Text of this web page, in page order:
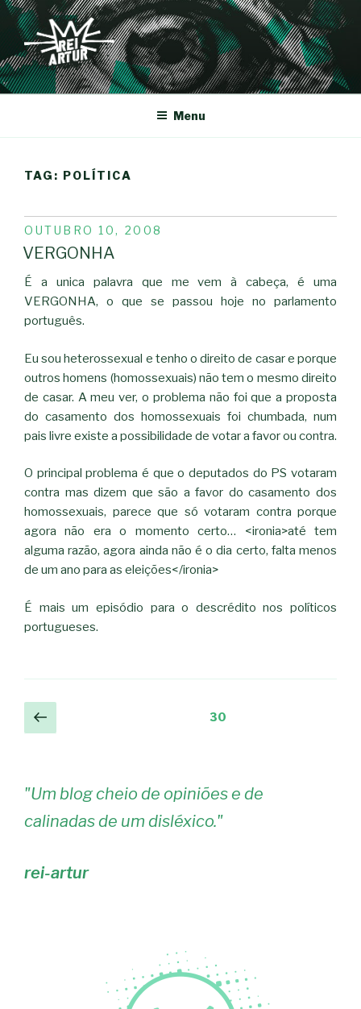
Saltar
para
conteúdo
REI-ARTUR
Menu
TAG: POLÍTICA
PUBLICADO
EM
OUTUBRO 10, 2008
VERGONHA
É a unica palavra que me vem à cabeça, é uma
VERGONHA, o que se passou hoje no parlamento
português.
Eu sou heterossexual e tenho o direito de casar e porque
outros homens (homossexuais) não tem o mesmo direito
de casar. A meu ver, o problema não foi que a proposta
do casamento dos homossexuais foi chumbada, num
pais livre existe a possibilidade de votar a favor ou contra.
O principal problema é que o deputados do PS votaram
contra mas dizem que são a favor do casamento dos
homossexuais, parece que só votaram contra porque
agora não era o momento certo… <ironia>até tem
alguma razão, agora ainda não é o dia certo, falta menos
de um ano para as eleições</ironia>
É mais um episódio para o descrédito nos políticos
portugueses.
Navegação
de
Página
anterior
Página30
"Um blog cheio de opiniões e de
calinadas de um disléxico."
rei-artur